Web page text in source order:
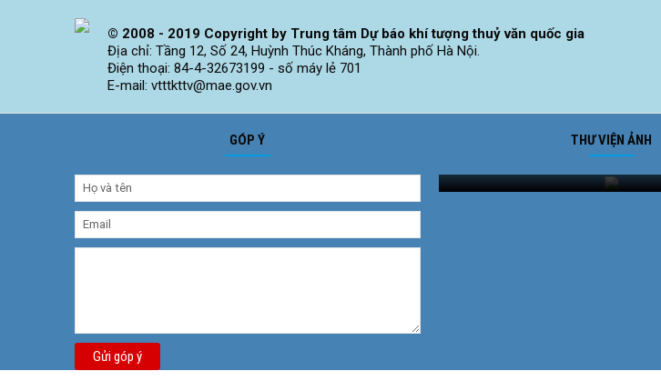
© 2008 - 2019 Copyright by Trung tâm Dự báo khí tượng thuỷ văn quốc gia
Địa chỉ: Tầng 12, Số 24, Huỳnh Thúc Kháng, Thành phố Hà Nội.
Điện thoại: 84-4-32673199 - số máy lẻ 701
E-mail: vtttkttv@mae.gov.vn
GÓP Ý
Gửi góp ý
THƯ VIỆN ẢNH